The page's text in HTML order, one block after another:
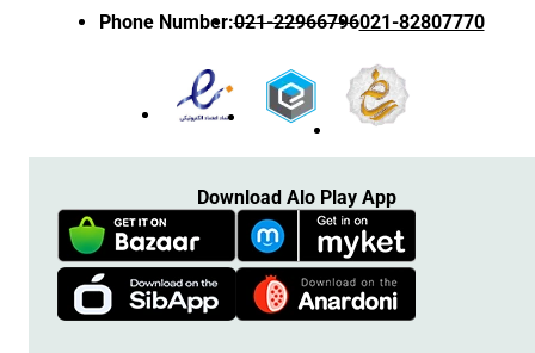
Phone Number:021-22966796021-82807770
Download Alo Play App